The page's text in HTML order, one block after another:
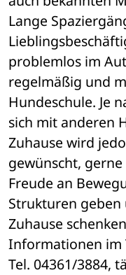
Lange
problemlos im
regelmäßig und
Hundeschule. Je
sich mit anderen
Zuhause wird
gewünscht,
Freude an
Strukturen
Zuhause
Informationen im
Tel. 04361/3884,